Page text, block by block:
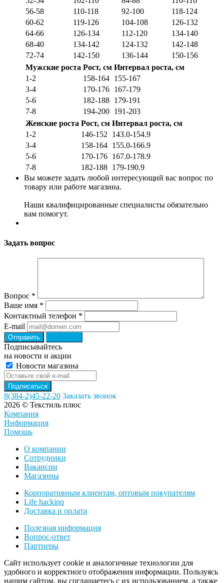
56-58
110-118 92-100
118-124
60-62
119-126 104-108
126-132
64-66
126-134 112-120
134-140
68-40
134-142 124-132
142-148
72-74
142-150 136-144
150-156
Мужские роста Рост, см Интервал роста, см
1-2
158-164 155-167
3-4
170-176 167-179
5-6
182-188 179-191
7-8
194-200 191-203
Женские роста Рост, см Интервал роста, см
1-2
146-152 143.0-154.9
3-4
158-164 155.0-166.9
5-6
170-176 167.0-178.9
7-8
182-188 179-190.9
Вы можете задать любой интересующий вас вопрос по
товару или работе магазина.
Наши квалифицированные специалисты обязательно
вам помогут.
Задать вопрос
Вопрос *
Ваше имя *
Контактный телефон *
E-mail
Подписывайтесь
на новости и акции
Новости магазина
8(384-2)45-22-20 Заказать звонок
2026 © Текстиль плюс
Компания
Информация
Помощь
О компании
Сотрудники
Вакансии
Магазины
Корпоративным клиентам, оптовым покупателям
Life hackinq
Доставка и оплата
Полезная информация
Вопрос-ответ
Партнеры
Сайт использует cookie и аналогичные технологии для
удобного и корректного отображения информации. Пользуясь
нашим сайтом, вы соглашаетесь с их использованием, а также